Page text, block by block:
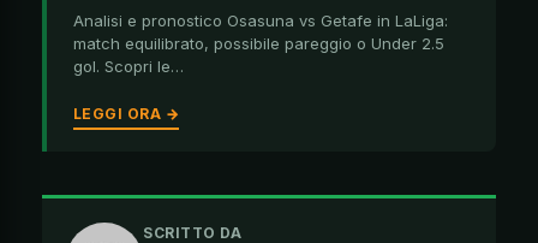
Analisi e pronostico Osasuna vs Getafe in LaLiga:
match equilibrato, possibile pareggio o Under 2.5
gol. Scopri le…
LEGGI ORA →
SCRITTO DA